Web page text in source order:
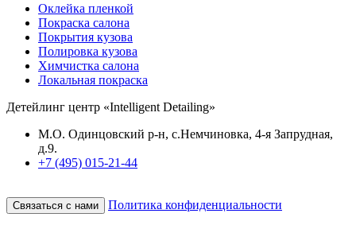
Оклейка пленкой
Покраска салона
Покрытия кузова
Полировка кузова
Химчистка салона
Локальная покраска
Детейлинг центр «Intelligent Detailing»
М.О. Одинцовский р-н, с.Немчиновка, 4-я Запрудная,
д.9.
+7 (495) 015-21-44
Связаться с нами Политика конфиденциальности